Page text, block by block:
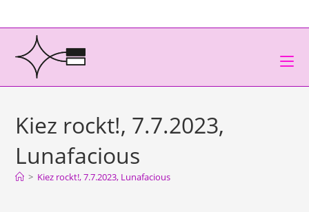
Kiez rockt!, 7.7.2023,
Lunafacious
> Kiez rockt!, 7.7.2023, Lunafacious